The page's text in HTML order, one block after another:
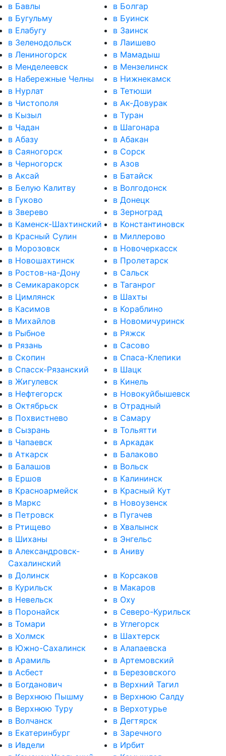
в Бавлы
в Болгар
в Бугульму
в Буинск
в Елабугу
в Заинск
в Зеленодольск
в Лаишево
в Лениногорск
в Мамадыш
в Менделеевск
в Мензелинск
в Набережные Челны
в Нижнекамск
в Нурлат
в Тетюши
в Чистополя
в Ак-Довурак
в Кызыл
в Туран
в Чадан
в Шагонара
в Абазу
в Абакан
в Саяногорск
в Сорск
в Черногорск
в Азов
в Аксай
в Батайск
в Белую Калитву
в Волгодонск
в Гуково
в Донецк
в Зверево
в Зерноград
в Каменск-Шахтинский
в Константиновск
в Красный Сулин
в Миллерово
в Морозовск
в Новочеркасск
в Новошахтинск
в Пролетарск
в Ростов-на-Дону
в Сальск
в Семикаракорск
в Таганрог
в Цимлянск
в Шахты
в Касимов
в Кораблино
в Михайлов
в Новомичуринск
в Рыбное
в Ряжск
в Рязань
в Сасово
в Скопин
в Спаса-Клепики
в Спасск-Рязанский
в Шацк
в Жигулевск
в Кинель
в Нефтегорск
в Новокуйбышевск
в Октябрьск
в Отрадный
в Похвистнево
в Самару
в Сызрань
в Тольятти
в Чапаевск
в Аркадак
в Аткарск
в Балаково
в Балашов
в Вольск
в Ершов
в Калининск
в Красноармейск
в Красный Кут
в Маркс
в Новоузенск
в Петровск
в Пугачев
в Ртищево
в Хвалынск
в Шиханы
в Энгельс
в Александровск-
Сахалинский
в Аниву
в Долинск
в Корсаков
в Курильск
в Макаров
в Невельск
в Оху
в Поронайск
в Северо-Курильск
в Томари
в Углегорск
в Холмск
в Шахтерск
в Южно-Сахалинск
в Алапаевска
в Арамиль
в Артемовский
в Асбест
в Березовского
в Богданович
в Верхний Тагил
в Верхнюю Пышму
в Верхнюю Салду
в Верхнюю Туру
в Верхотурье
в Волчанск
в Дегтярск
в Екатеринбург
в Заречного
в Ивдели
в Ирбит